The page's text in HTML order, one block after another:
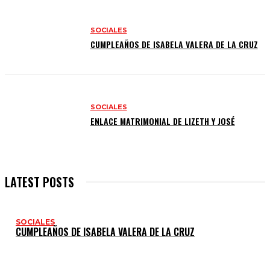
SOCIALES
CUMPLEAÑOS DE ISABELA VALERA DE LA CRUZ
SOCIALES
ENLACE MATRIMONIAL DE LIZETH Y JOSÉ
LATEST POSTS
SOCIALES
CUMPLEAÑOS DE ISABELA VALERA DE LA CRUZ